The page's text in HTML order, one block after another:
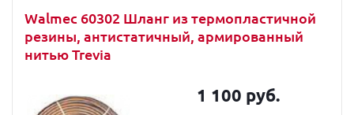
Walmec 60302 Шланг из термопластичной
резины, антистатичный, армированный
нитью Trevia
1 100 руб.